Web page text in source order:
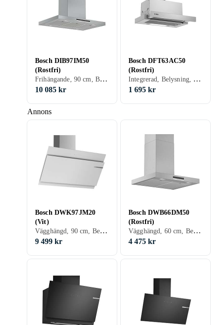
Annons
Bosch DIB97IM50
(Rostfri)
Frihängande, 90 cm, Belysning
10 085 kr
Bosch DFT63AC50
(Rostfri)
Integrerad, Belysning, Utdragbar
1 695 kr
Bosch DWK97JM20
(Vit)
Vägghängd, 90 cm, Belysning, Filterindikator
9 499 kr
Bosch DWB66DM50
(Rostfri)
Vägghängd, 60 cm, Belysning
4 475 kr